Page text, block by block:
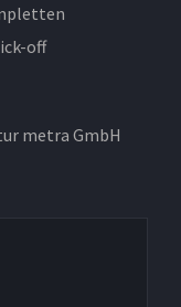
off
metra GmbH